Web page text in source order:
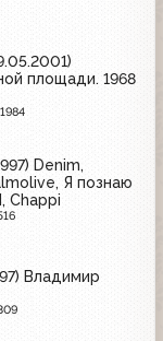
площади. 1968
1984
Denim,
Я познаю
Chappi
Владимир